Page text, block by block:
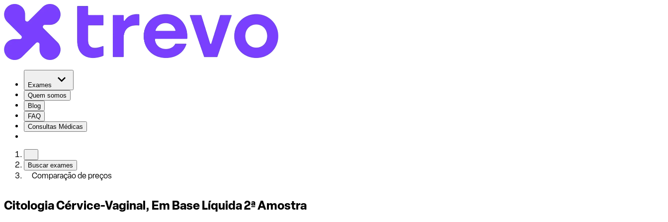
Exames
Quem somos
Blog
FAQ
Consultas Médicas
Buscar exames
Comparação de preços
Citologia Cérvice-Vaginal, Em Base Líquida 2ª Amostra